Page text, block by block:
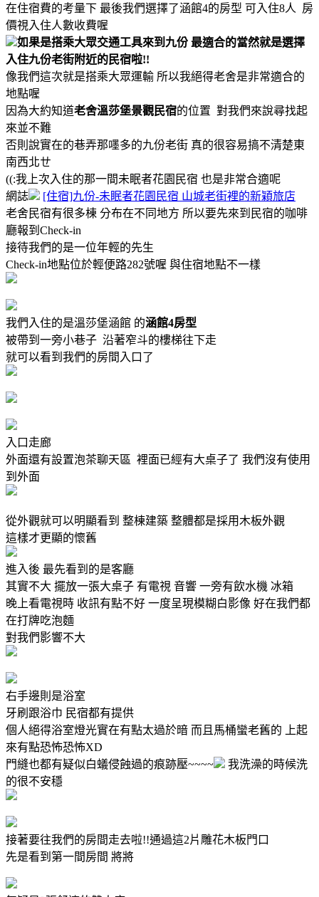
在住宿費的考量下 最後我們選擇了涵館4的房型 可入住8人 房
價視入住人數收費喔
如果是搭乘大眾交通工具來到九份 最適合的當然就是選擇
入住九份老街附近的民宿啦!!
像我們這次就是搭乘大眾運輸 所以我絕得老舍是非常適合的
地點喔
因為大約知道老舍溫莎堡景觀民宿的位置 對我們來說尋找起
來並不難
否則說實在的巷弄那嚜多的九份老街 真的很容易搞不清楚東
南西北ㄝ
((:我上次入住的那一間未眠者花園民宿 也是非常合適呢
網誌
[住宿]九份-未眠者花園民宿 山城老街裡的新穎旅店
老舍民宿有很多棟 分布在不同地方 所以要先來到民宿的咖啡
廳報到Check-in
接待我們的是一位年輕的先生
Check-in地點位於輕便路282號喔 與住宿地點不一樣
我們入住的是溫莎堡涵館 的涵館4房型
被帶到一旁小巷子 沿著窄斗的樓梯往下走
就可以看到我們的房間入口了
入口走廊
外面還有設置泡茶聊天區 裡面已經有大桌子了 我們沒有使用
到外面
從外觀就可以明顯看到 整棟建築 整體都是採用木板外觀
這樣才更顯的懷舊
進入後 最先看到的是客廳
其實不大 擺放一張大桌子 有電視 音響 一旁有飲水機 冰箱
晚上看電視時 收訊有點不好 一度呈現模糊白影像 好在我們都
在打牌吃泡麵
對我們影響不大
右手邊則是浴室
牙刷跟浴巾 民宿都有提供
個人絕得浴室燈光實在有點太過於暗 而且馬桶蠻老舊的 上起
來有點恐怖恐怖XD
門縫也都有疑似白蟻侵蝕過的痕跡壓~~~~
我洗澡的時候洗
的很不安穩
接著要往我們的房間走去啦!!通過這2片雕花木板門口
先是看到第一間房間 將將